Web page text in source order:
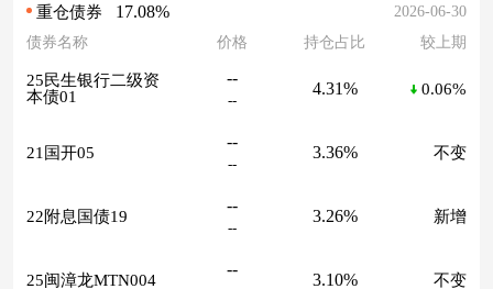
重仓债券 17.08%
2026-06-30
债券名称
价格 持仓占比 较上期
25民生银行二级资
本债01
--
--
4.31% 0.06%
21国开05
--
--
3.36% 不变
22附息国债19
--
--
3.26% 新增
25闽漳龙MTN004
--
3.10% 不变